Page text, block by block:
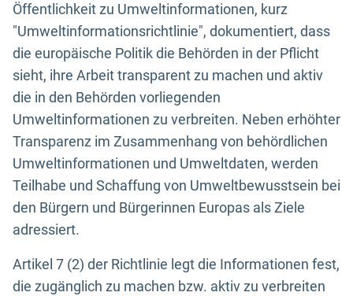
Öffentlichkeit zu Umweltinformationen, kurz
"Umweltinformationsrichtlinie", dokumentiert, dass
die europäische Politik die Behörden in der Pflicht
sieht, ihre Arbeit transparent zu machen und aktiv
die in den Behörden vorliegenden
Umweltinformationen zu verbreiten. Neben erhöhter
Transparenz im Zusammenhang von behördlichen
Umweltinformationen und Umweltdaten, werden
Teilhabe und Schaffung von Umweltbewusstsein bei
den Bürgern und Bürgerinnen Europas als Ziele
adressiert.
Artikel 7 (2) der Richtlinie legt die Informationen fest,
die zugänglich zu machen bzw. aktiv zu verbreiten